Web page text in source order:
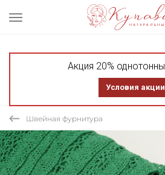
Акция 20%
Условия акции
Швейная фурнитура